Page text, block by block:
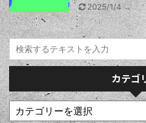
2025/1/4
カテゴ